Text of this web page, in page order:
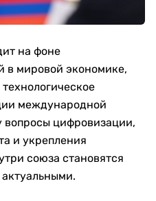
на фоне
в мировой экономике,
международной
вопросы цифровизации,
и укрепления
союза становятся